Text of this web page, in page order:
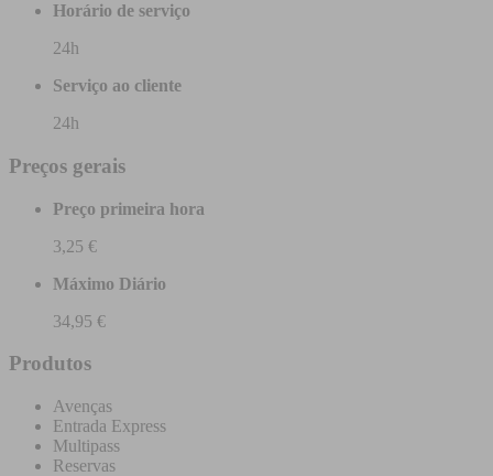
Horário de serviço
24h
Serviço ao cliente
24h
Preços gerais
Preço primeira hora
3,25 €
Máximo Diário
34,95 €
Produtos
Avenças
Entrada Express
Multipass
Reservas